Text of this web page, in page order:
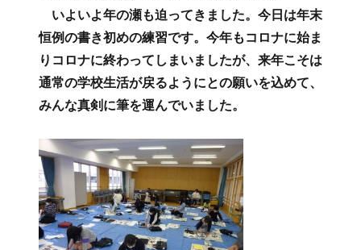
書道教室便り（１２月１４日）
投
稿
日:
2021年12月15日
ォ
ー
マ
ト
リンク
カ
テ
ゴ
リ
支援本部活動紹介
いよいよ年の瀬も迫ってきました。今日は年末
恒例の書き初めの練習です。今年もコロナに始ま
通常の学校生活が戻るようにとの願いを込めて、
みんな真剣に筆を運んでいました。